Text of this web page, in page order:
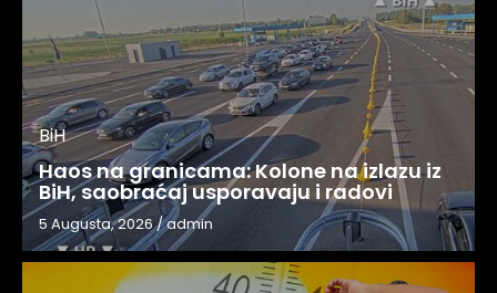
BiH
Haos na granicama: Kolone na izlazu iz
BiH, saobraćaj usporavaju i radovi
5 Augusta, 2026/admin